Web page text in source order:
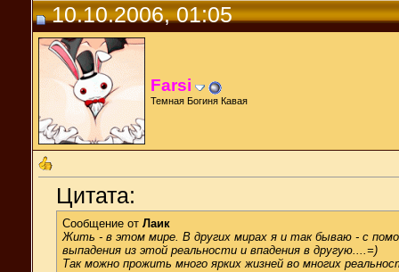
10.10.2006, 01:05
Farsi
Темная Богиня Кавая
Цитата:
Сообщение от Лаик
Жить - в этом мире. В других мирах я и так бываю - с
выпадения из этой реальности и впадения в другую....=)
Так можно прожить много ярких жизней во многих